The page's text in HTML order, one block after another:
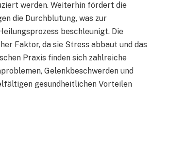
werden. Weiterhin fördert die
die Durchblutung, was zur
beschleunigt. Die
Faktor, da sie Stress abbaut und das
Praxis finden sich zahlreiche
Gelenkbeschwerden und
gesundheitlichen Vorteilen